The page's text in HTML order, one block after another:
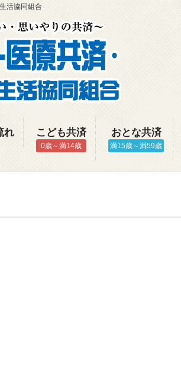
活協同組合
れ こども共済
0歳～満14歳
おとな共済
満15歳～満59歳